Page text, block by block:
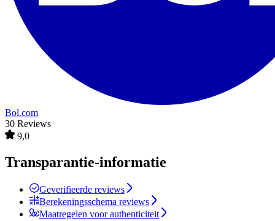
Bol.com
30 Reviews
9,0
Transparantie-informatie
Geverifieerde reviews
Berekeningsschema reviews
Maatregelen voor authenticiteit